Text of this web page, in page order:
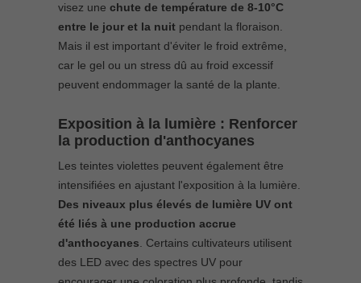
visez une chute de température de 8-10°C
entre le jour et la nuit pendant la floraison.
Mais il est important d'éviter le froid extrême,
car le gel ou un stress dû au froid excessif
peuvent endommager la santé de la plante.
Exposition à la lumière : Renforcer
la production d'anthocyanes
Les teintes violettes peuvent également être
intensifiées en ajustant l'exposition à la lumière.
Des niveaux plus élevés de lumière UV ont
été liés à une production accrue
d'anthocyanes . Certains cultivateurs utilisent
des LED avec des spectres UV pour